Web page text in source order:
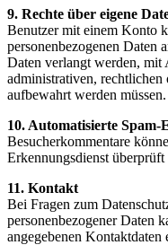
9. Rechte über eigene
Benutzer mit einem Konto
personenbezogenen Daten
Daten verlangt werden, mit
administrativen, rechtlichen
aufbewahrt werden müssen.
10. Automatisierte Spam-
Besucherkommentare
Erkennungsdienst überprüft
11. Kontakt
Bei Fragen zum
personenbezogener Daten
angegebenen Kontaktdaten